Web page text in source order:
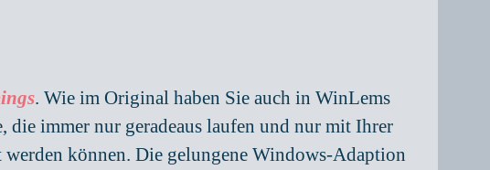
. Wie im Original haben Sie auch in WinLems
immer nur geradeaus laufen und nur mit Ihrer
können. Die gelungene Windows-Adaption